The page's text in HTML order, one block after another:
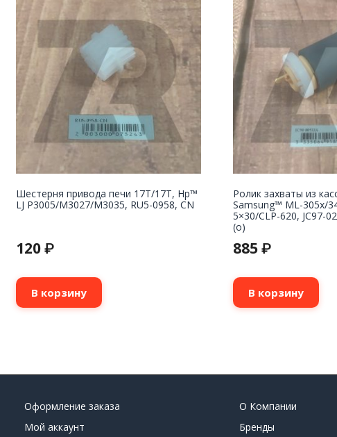
Шестерня привода печи 17T/17T, Hp™
LJ P3005/M3027/M3035, RU5-0958, CN
120 ₽
В корзину
Ролик захваты из
Samsung™ ML-305x/
5×30/CLP-620, JC97-
(o)
885 ₽
В корзину
Оформление заказа
Мой аккаунт
О Компании
Бренды